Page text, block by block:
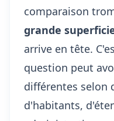
comparaison
grande
arrive en tête.
question peut
différentes selon
d'habitants,